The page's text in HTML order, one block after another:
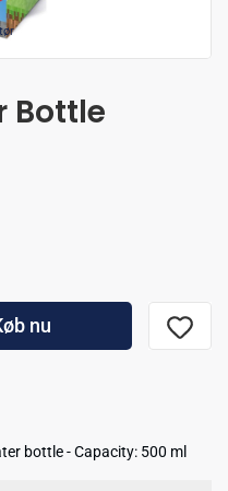
Bottle
nu
bottle - Capacity: 500 ml